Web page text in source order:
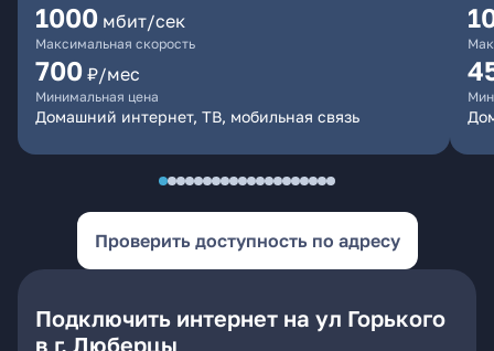
1000 мбит/сек
Максимальная скорость
700 ₽/мес
Минимальная цена
Домашний интернет, ТВ, мобильная связь
Проверить доступность по адресу
Подключить интернет на ул Горького
в г. Люберцы